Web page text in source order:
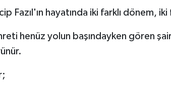
Fazıl'ın hayatında iki farklı dönem, iki
henüz yolun başındayken gören